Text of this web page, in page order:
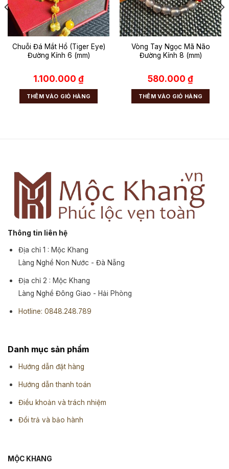
Chuỗi Đá Mắt Hổ (Tiger Eye)
Đường Kính 6 (mm)
1.100.000 ₫
THÊM VÀO GIỎ HÀNG
Vòng Tay Ngọc Mã Não
Đường Kính 8 (mm)
580.000 ₫
THÊM VÀO GIỎ HÀNG
Thông tin liên hệ
Địa chỉ 1 : Mộc Khang
Làng Nghề Non Nước - Đà Nẵng
Địa chỉ 2 : Mộc Khang
Làng Nghề Đông Giao - Hải Phòng
Hotline: 0848.248.789
Danh mục sản phẩm
Hướng dẫn đặt hàng
Hướng dẫn thanh toán
Điều khoản và trách nhiệm
Đổi trả và bảo hành
MỘC KHANG